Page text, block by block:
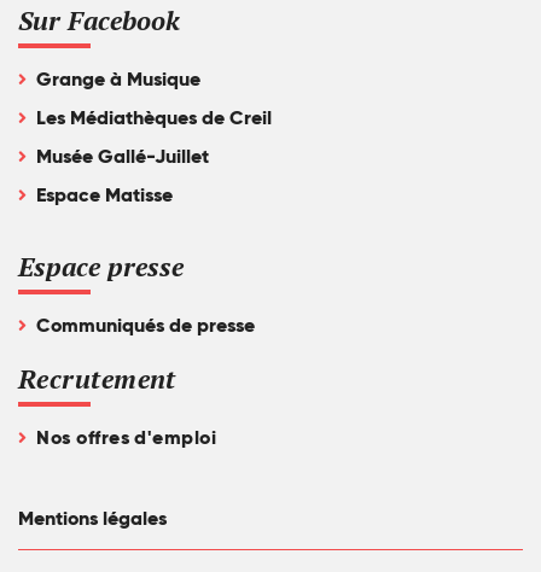
Sur Facebook
Grange à Musique
Les Médiathèques de Creil
Musée Gallé-Juillet
Espace Matisse
Espace presse
Communiqués de presse
Recrutement
Nos offres d'emploi
Mentions légales